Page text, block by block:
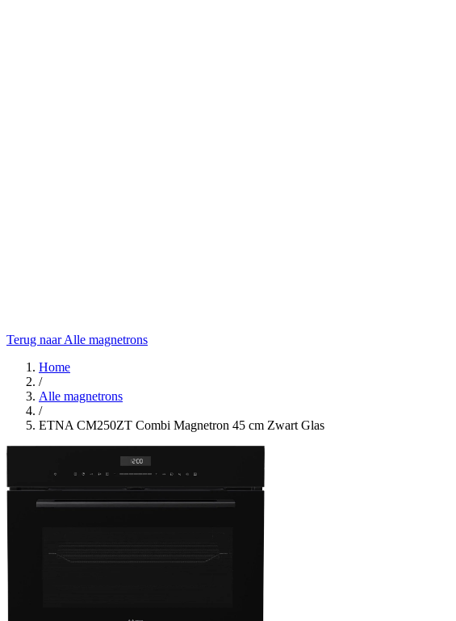
Terug naar Alle magnetrons
Home
/
Alle magnetrons
/
ETNA CM250ZT Combi Magnetron 45 cm Zwart Glas